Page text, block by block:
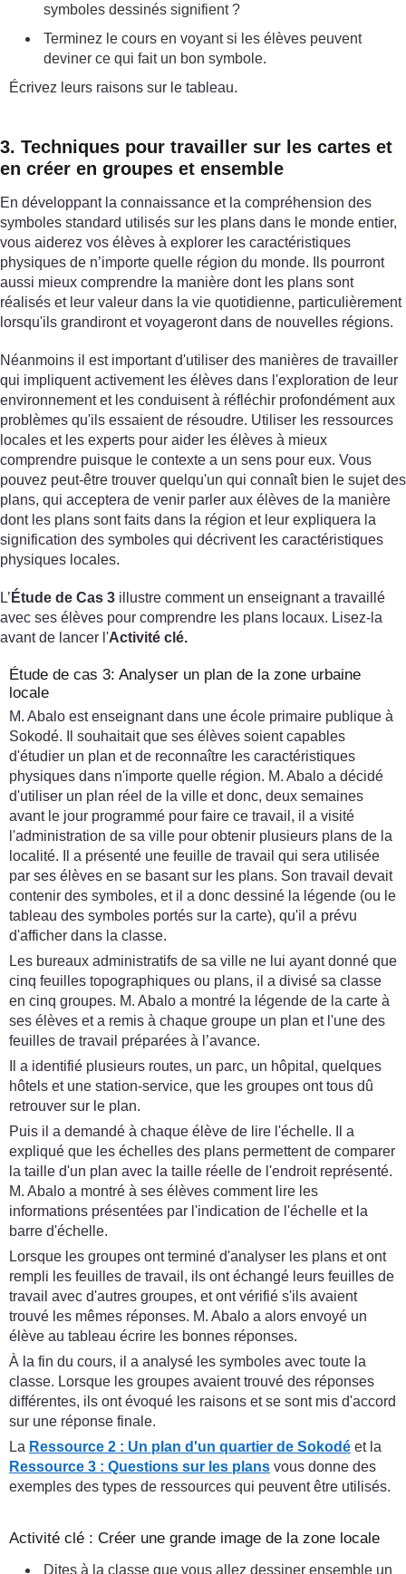
symboles dessinés signifient ?
Terminez le cours en voyant si les élèves peuvent
deviner ce qui fait un bon symbole.
Écrivez leurs raisons sur le tableau.
3. Techniques pour travailler sur les cartes et
en créer en groupes et ensemble
En développant la connaissance et la compréhension des
symboles standard utilisés sur les plans dans le monde entier,
vous aiderez vos élèves à explorer les caractéristiques
physiques de n’importe quelle région du monde. Ils pourront
aussi mieux comprendre la manière dont les plans sont
réalisés et leur valeur dans la vie quotidienne, particulièrement
lorsqu'ils grandiront et voyageront dans de nouvelles régions.
Néanmoins il est important d'utiliser des manières de travailler
qui impliquent activement les élèves dans l'exploration de leur
environnement et les conduisent à réfléchir profondément aux
problèmes qu'ils essaient de résoudre. Utiliser les ressources
locales et les experts pour aider les élèves à mieux
comprendre puisque le contexte a un sens pour eux. Vous
pouvez peut-être trouver quelqu'un qui connaît bien le sujet des
plans, qui acceptera de venir parler aux élèves de la manière
dont les plans sont faits dans la région et leur expliquera la
signification des symboles qui décrivent les caractéristiques
physiques locales.
L’ Étude de Cas 3 illustre comment un enseignant a travaillé
avec ses élèves pour comprendre les plans locaux. Lisez-la
avant de lancer l'Activité clé.
Étude de cas 3: Analyser un plan de la zone urbaine
locale
M. Abalo est enseignant dans une école primaire publique à
Sokodé. Il souhaitait que ses élèves soient capables
d'étudier un plan et de reconnaître les caractéristiques
physiques dans n'importe quelle région. M. Abalo a décidé
d'utiliser un plan réel de la ville et donc, deux semaines
avant le jour programmé pour faire ce travail, il a visité
l'administration de sa ville pour obtenir plusieurs plans de la
localité. Il a présenté une feuille de travail qui sera utilisée
par ses élèves en se basant sur les plans. Son travail devait
contenir des symboles, et il a donc dessiné la légende (ou le
tableau des symboles portés sur la carte), qu'il a prévu
d'afficher dans la classe.
Les bureaux administratifs de sa ville ne lui ayant donné que
cinq feuilles topographiques ou plans, il a divisé sa classe
en cinq groupes. M. Abalo a montré la légende de la carte à
ses élèves et a remis à chaque groupe un plan et l'une des
feuilles de travail préparées à l’avance.
Il a identifié plusieurs routes, un parc, un hôpital, quelques
hôtels et une station-service, que les groupes ont tous dû
retrouver sur le plan.
Puis il a demandé à chaque élève de lire l'échelle. Il a
expliqué que les échelles des plans permettent de comparer
la taille d'un plan avec la taille réelle de l'endroit représenté.
M. Abalo a montré à ses élèves comment lire les
informations présentées par l'indication de l'échelle et la
barre d'échelle.
Lorsque les groupes ont terminé d'analyser les plans et ont
rempli les feuilles de travail, ils ont échangé leurs feuilles de
travail avec d'autres groupes, et ont vérifié s'ils avaient
trouvé les mêmes réponses. M. Abalo a alors envoyé un
élève au tableau écrire les bonnes réponses.
À la fin du cours, il a analysé les symboles avec toute la
classe. Lorsque les groupes avaient trouvé des réponses
différentes, ils ont évoqué les raisons et se sont mis d'accord
sur une réponse finale.
La Ressource 2 : Un plan d'un quartier de Sokodé et la
Ressource 3 : Questions sur les plans vous donne des
exemples des types de ressources qui peuvent être utilisés.
Activité clé : Créer une grande image de la zone locale
Dites à la classe que vous allez dessiner ensemble un